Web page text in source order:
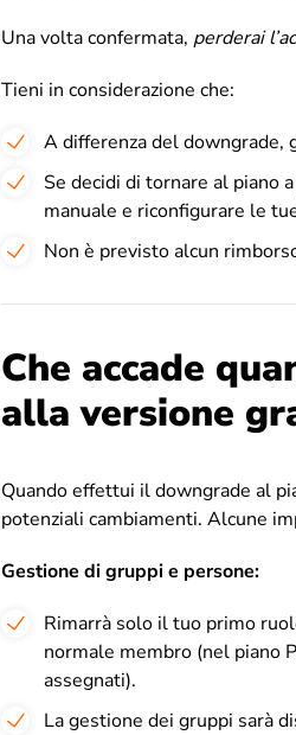
Una volta confermata, perderai
Tieni in considerazione che:
A differenza del
Se decidi di tornare al piano
manuale e riconfigurare le
Non è previsto alcun
Che accade
alla versione
Quando effettui il downgrade al
potenziali cambiamenti. Alcune
Gestione di gruppi e persone:
Rimarrà solo il tuo primo
normale membro (nel piano
assegnati).
La gestione dei gruppi sarà